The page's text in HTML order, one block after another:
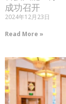
成功召开
2024年12月23日
Read More »